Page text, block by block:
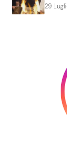
29